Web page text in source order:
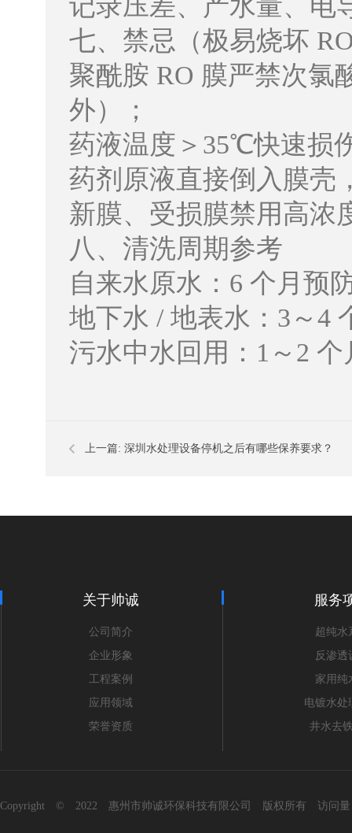
记录压差、产水量、电
七、禁忌（极易烧坏
聚酰胺 RO 膜严禁次氯
外）；
药液温度＞35℃快速损
药剂原液直接倒入膜壳
新膜、受损膜禁用高浓
八、清洗周期参考
自来水原水：6 个月预
地下水 / 地表水：3～4
污水中水回用：1～2
上一篇: 深圳水处理设备停机之后有哪些保养要求？
关于帅诚
公司简介
企业形象
工程案例
应用领域
荣誉资质
服务
超纯水
反渗透
家用纯
电镀水处
井水去
Copyright © 2022 惠州市帅诚环保科技有限公司 版权所有 访问量